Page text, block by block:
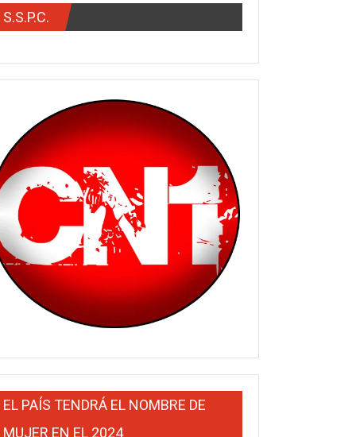
S.S.P.C.
EL PAÍS TENDRÁ EL NOMBRE DE
MUJER EN EL 2024